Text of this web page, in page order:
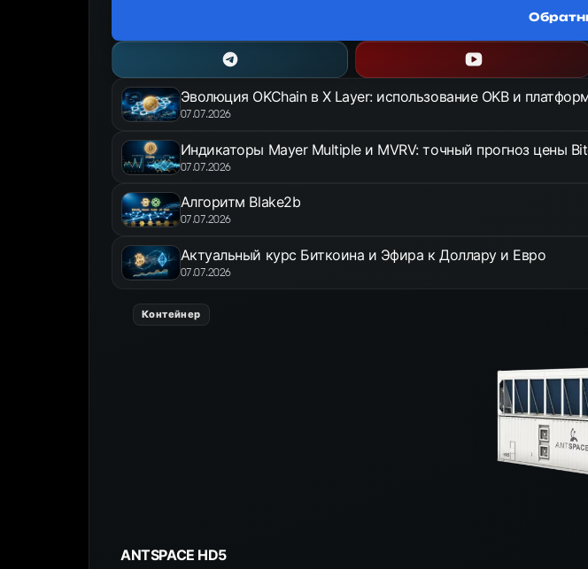
Эволюция OKChain в X Layer: использование OKB и
07.07.2026
Индикаторы Mayer Multiple и MVRV: точный прогноз цены
07.07.2026
Алгоритм Blake2b
07.07.2026
Актуальный курс Биткоина и Эфира к Доллару и Евро
07.07.2026
Контейнер
ANTSPACE HD5